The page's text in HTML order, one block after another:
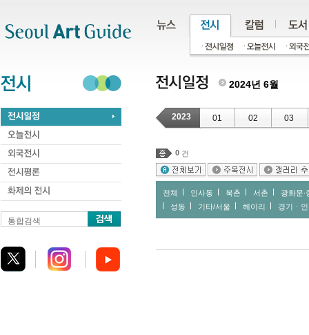
통합검색
2024년 6월
2023 01 02 03
0 건
전체 인사동 북촌 서촌
광화문∙
성동
기타/서울 헤이리 경기ㆍ